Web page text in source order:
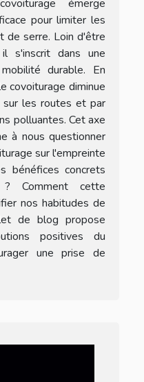
émerge
pour limiter les
de serre. Loin d'être
s'inscrit dans une
durable. En
covoiturage diminue
sur les routes et par
polluantes. Cet axe
à nous questionner
sur l'empreinte
bénéfices concrets
? Comment cette
nos habitudes de
de blog propose
positives du
une prise de